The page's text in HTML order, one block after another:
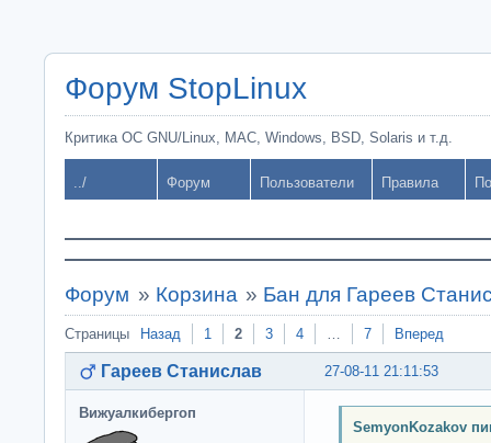
Форум StopLinux
Критика ОС GNU/Linux, MAC, Windows, BSD, Solaris и т.д.
../ Форум Пользователи Правила
Форум » Корзина » Бан для Гареев
Страницы Назад 1 2 3 4 … 7 Вперед
27-08-11 21:11:53
Гареев Станислав
Вижуалкибергоп
SemyonKozakov